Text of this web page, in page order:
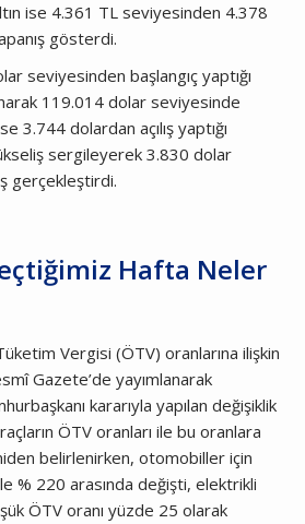
ise 4.361 TL seviyesinden 4.378
gösterdi.
seviyesinden başlangıç yaptığı
119.014 dolar seviyesinde
3.744 dolardan açılış yaptığı
sergileyerek 3.830 dolar
gerçekleştirdi.
Hafta Neler
Vergisi (ÖTV) oranlarına ilişkin
Gazete’de yayımlanarak
kararıyla yapılan değişiklik
ÖTV oranları ile bu oranlara
belirlenirken, otomobiller için
% 220 arasında değişti, elektrikli
ÖTV oranı yüzde 25 olarak